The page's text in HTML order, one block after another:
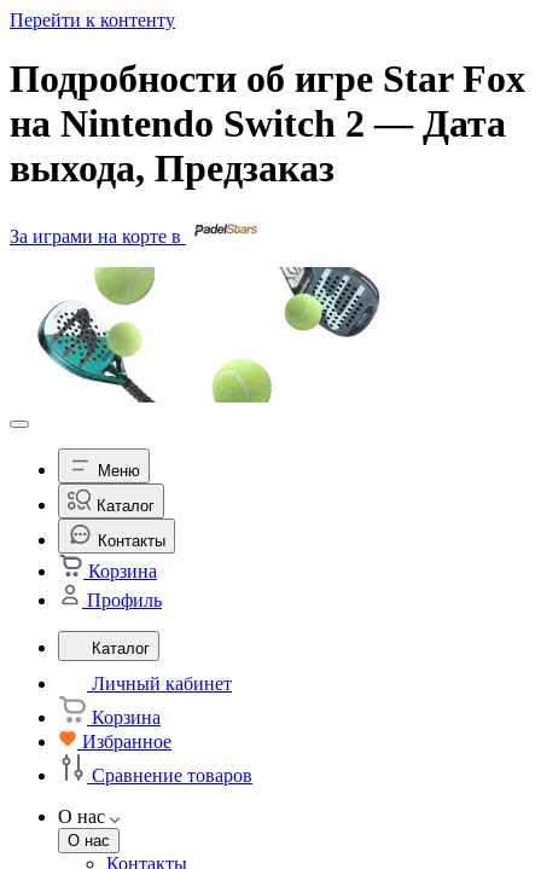
Перейти к контенту
Подробности об игре Star Fox
на Nintendo Switch 2 — Дата
выхода, Предзаказ
За играми на корте в
Меню
Каталог
Контакты
Корзина
Профиль
Каталог
Личный кабинет
Корзина
Избранное
Сравнение товаров
О нас
О нас
Контакты